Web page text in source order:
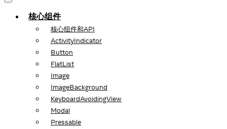
核心组件
核心组件和API
ActivityIndicator
Button
FlatList
Image
ImageBackground
KeyboardAvoidingView
Modal
Pressable